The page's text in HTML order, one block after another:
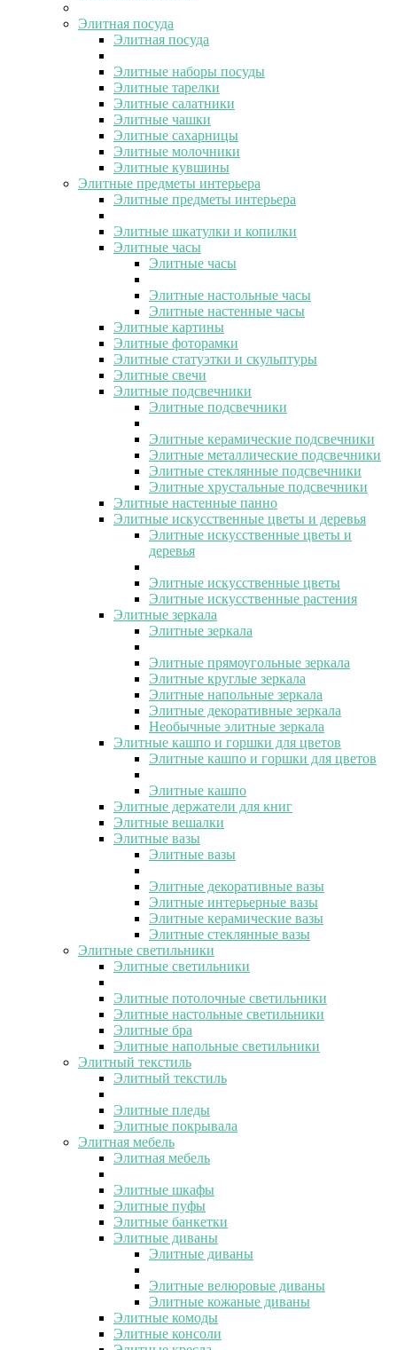
Элитная посуда
Элитная посуда
Элитные наборы посуды
Элитные тарелки
Элитные салатники
Элитные чашки
Элитные сахарницы
Элитные молочники
Элитные кувшины
Элитные предметы интерьера
Элитные предметы интерьера
Элитные шкатулки и копилки
Элитные часы
Элитные часы
Элитные настольные часы
Элитные настенные часы
Элитные картины
Элитные фоторамки
Элитные статуэтки и скульптуры
Элитные свечи
Элитные подсвечники
Элитные подсвечники
Элитные керамические подсвечники
Элитные металлические подсвечники
Элитные стеклянные подсвечники
Элитные хрустальные подсвечники
Элитные настенные панно
Элитные искусственные цветы и деревья
Элитные искусственные цветы и
деревья
Элитные искусственные цветы
Элитные искусственные растения
Элитные зеркала
Элитные зеркала
Элитные прямоугольные зеркала
Элитные круглые зеркала
Элитные напольные зеркала
Элитные декоративные зеркала
Необычные элитные зеркала
Элитные кашпо и горшки для цветов
Элитные кашпо и горшки для цветов
Элитные кашпо
Элитные держатели для книг
Элитные вешалки
Элитные вазы
Элитные вазы
Элитные декоративные вазы
Элитные интерьерные вазы
Элитные керамические вазы
Элитные стеклянные вазы
Элитные светильники
Элитные светильники
Элитные потолочные светильники
Элитные настольные светильники
Элитные бра
Элитные напольные светильники
Элитный текстиль
Элитный текстиль
Элитные пледы
Элитные покрывала
Элитная мебель
Элитная мебель
Элитные шкафы
Элитные пуфы
Элитные банкетки
Элитные диваны
Элитные диваны
Элитные велюровые диваны
Элитные кожаные диваны
Элитные комоды
Элитные консоли